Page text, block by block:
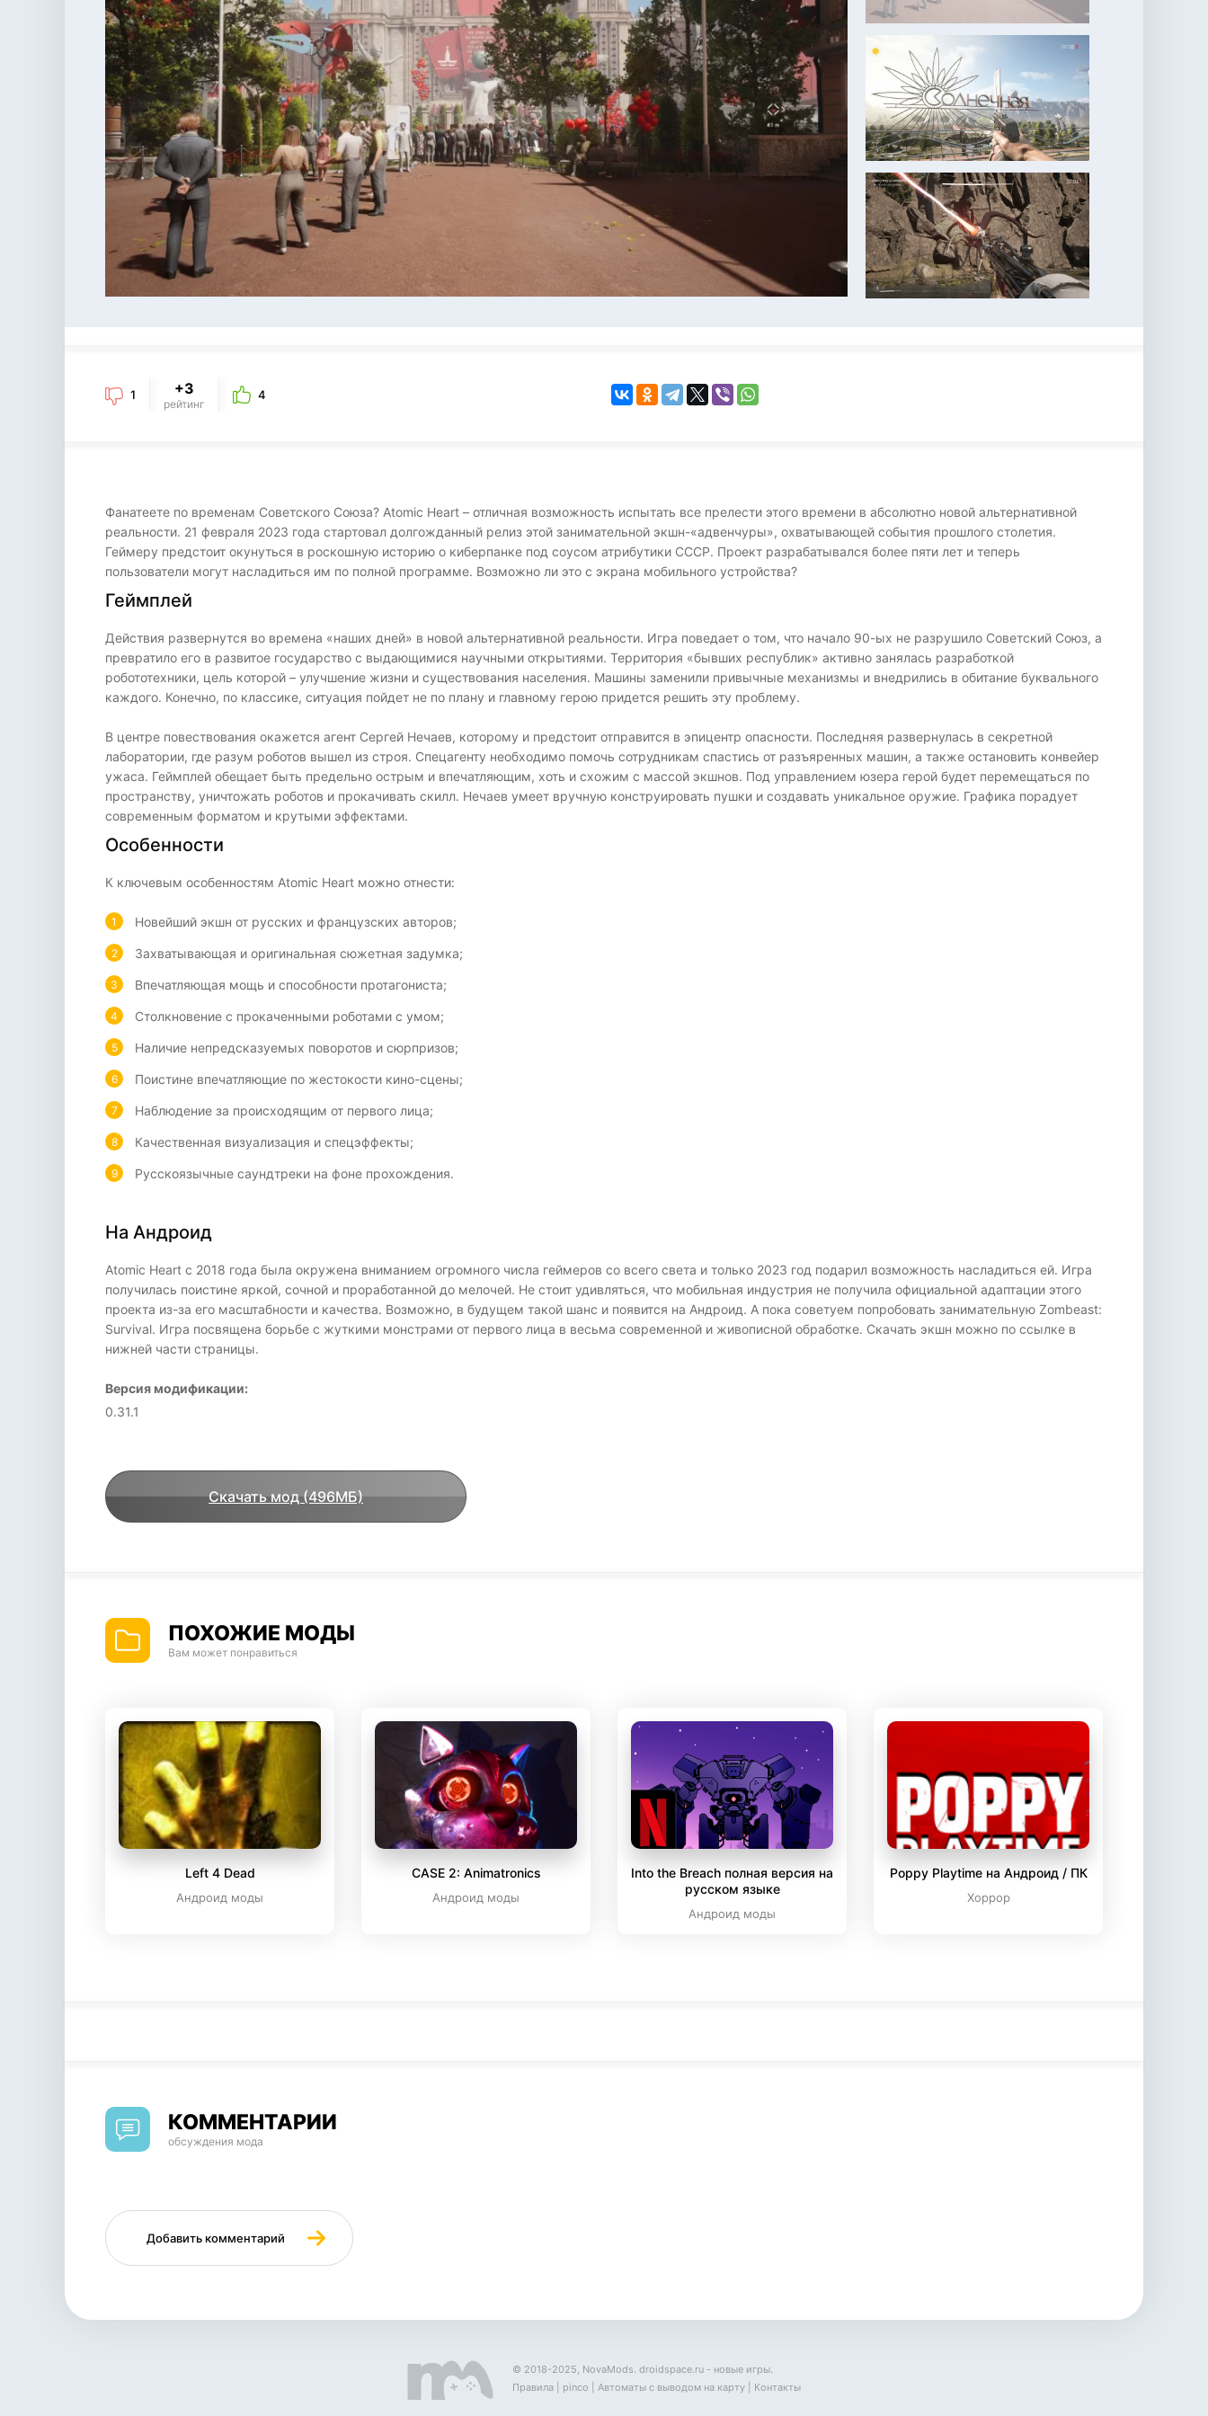
KINGDOM COME:
DELIVERANCE
бродилка
KENSHI
экшн
1 +3
рейтинг
4
Фанатеете по временам Советского Союза? Atomic Heart – отличная возможность испытать все прелести этого времени в абсолютно новой альтернативной
реальности. 21 февраля 2023 года стартовал долгожданный релиз этой занимательной экшн-«адвенчуры», охватывающей события прошлого столетия.
Геймеру предстоит окунуться в роскошную историю о киберпанке под соусом атрибутики СССР. Проект разрабатывался более пяти лет и теперь
пользователи могут насладиться им по полной программе. Возможно ли это с экрана мобильного устройства?
Геймплей
Действия развернутся во времена «наших дней» в новой альтернативной реальности. Игра поведает о том, что начало 90-ых не разрушило Советский Союз, а
превратило его в развитое государство с выдающимися научными открытиями. Территория «бывших республик» активно занялась разработкой
робототехники, цель которой – улучшение жизни и существования населения. Машины заменили привычные механизмы и внедрились в обитание буквального
каждого. Конечно, по классике, ситуация пойдет не по плану и главному герою придется решить эту проблему.
В центре повествования окажется агент Сергей Нечаев, которому и предстоит отправится в эпицентр опасности. Последняя развернулась в секретной
лаборатории, где разум роботов вышел из строя. Спецагенту необходимо помочь сотрудникам спастись от разъяренных машин, а также остановить конвейер
ужаса. Геймплей обещает быть предельно острым и впечатляющим, хоть и схожим с массой экшнов. Под управлением юзера герой будет перемещаться по
пространству, уничтожать роботов и прокачивать скилл. Нечаев умеет вручную конструировать пушки и создавать уникальное оружие. Графика порадует
современным форматом и крутыми эффектами.
Особенности
К ключевым особенностям Atomic Heart можно отнести:
Новейший экшн от русских и французских авторов;
Захватывающая и оригинальная сюжетная задумка;
Впечатляющая мощь и способности протагониста;
Столкновение с прокаченными роботами с умом;
Наличие непредсказуемых поворотов и сюрпризов;
Поистине впечатляющие по жестокости кино-сцены;
Наблюдение за происходящим от первого лица;
Качественная визуализация и спецэффекты;
Русскоязычные саундтреки на фоне прохождения.
На Андроид
Atomic Heart с 2018 года была окружена вниманием огромного числа геймеров со всего света и только 2023 год подарил возможность насладиться ей. Игра
получилась поистине яркой, сочной и проработанной до мелочей. Не стоит удивляться, что мобильная индустрия не получила официальной адаптации этого
проекта из-за его масштабности и качества. Возможно, в будущем такой шанс и появится на Андроид. А пока советуем попробовать занимательную Zombeast:
Survival. Игра посвящена борьбе с жуткими монстрами от первого лица в весьма современной и живописной обработке. Скачать экшн можно по ссылке в
нижней части страницы.
Версия модификации:
0.31.1
Скачать мод (496МБ)
ПОХОЖИЕ МОДЫ
Вам может понравиться
Left 4 Dead
Андроид моды
CASE 2: Animatronics
Андроид моды
Into the Breach полная версия на
русском языке
Андроид моды
Poppy Playtime на Андроид / ПК
Хоррор
КОММЕНТАРИИ
обсуждения мода
Добавить комментарий
© 2018-2025, NovaMods. droidspace.ru - новые игры.
Правила
pinco Автоматы с выводом на карту Контакты